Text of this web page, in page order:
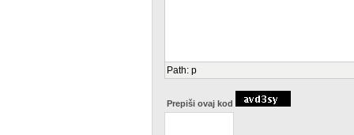
Path: p
Prepiši ovaj kod